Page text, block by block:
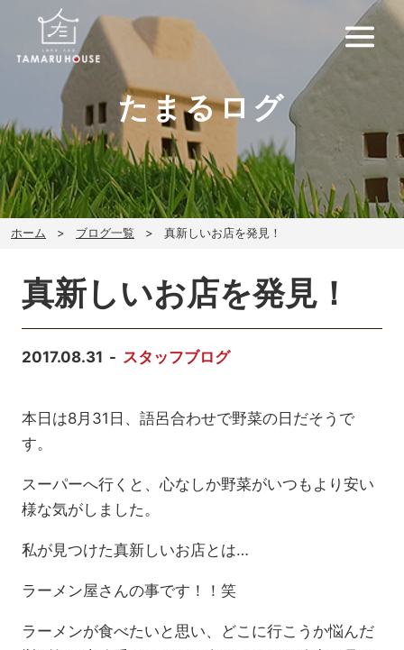
たまるログ
ホーム ブログ一覧 真新しいお店を発見！
真新しいお店を発見！
2017.08.31 スタッフブログ
本日は8月31日、語呂合わせで野菜の日だそうで
す。
スーパーへ行くと、心なしか野菜がいつもより安い
様な気がしました。
私が見つけた真新しいお店とは…
ラーメン屋さんの事です！！笑
ラーメンが食べたいと思い、どこに行こうか悩んだ